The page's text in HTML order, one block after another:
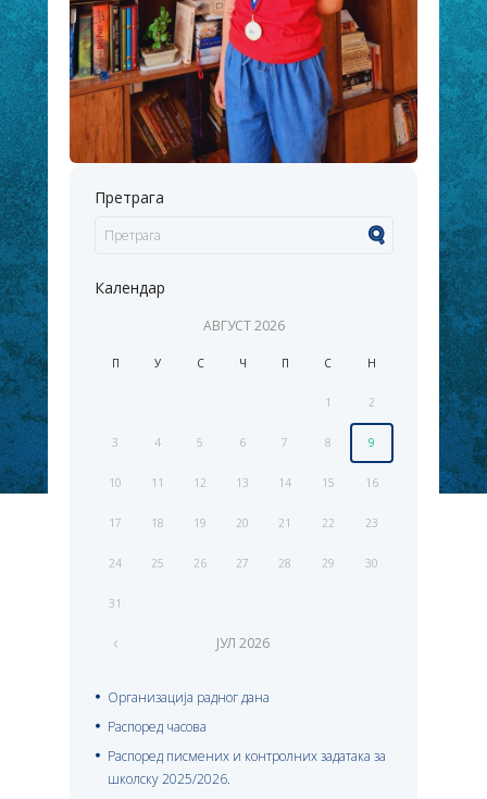
Претрага
Календар
АВГУСТ2026
П У С Ч П С Н
1 2
3 4 5 6 7 8 9
10 11 12 13 14 15 16
17 18 19 20 21 22 23
24 25 26 27 28 29 30
31
ЈУЛ 2026
Организација радног дана
Распоред часова
Распоред писмених и контролних задатака за
школску 2025/2026.